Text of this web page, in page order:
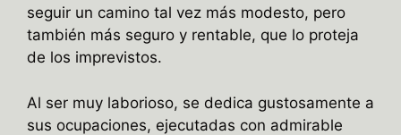
seguir un camino tal vez más modesto, pero
también más seguro y rentable, que lo proteja
de los imprevistos.
Al ser muy laborioso, se dedica gustosamente a
sus ocupaciones, ejecutadas con admirable